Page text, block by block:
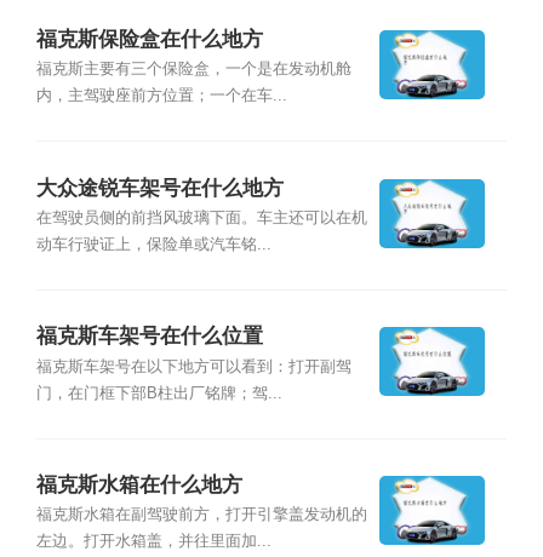
福克斯保险盒在什么地方
福克斯主要有三个保险盒，一个是在发动机舱
内，主驾驶座前方位置；一个在车...
大众途锐车架号在什么地方
在驾驶员侧的前挡风玻璃下面。车主还可以在机
动车行驶证上，保险单或汽车铭...
福克斯车架号在什么位置
福克斯车架号在以下地方可以看到：打开副驾
门，在门框下部B柱出厂铭牌；驾...
福克斯水箱在什么地方
福克斯水箱在副驾驶前方，打开引擎盖发动机的
左边。打开水箱盖，并往里面加...